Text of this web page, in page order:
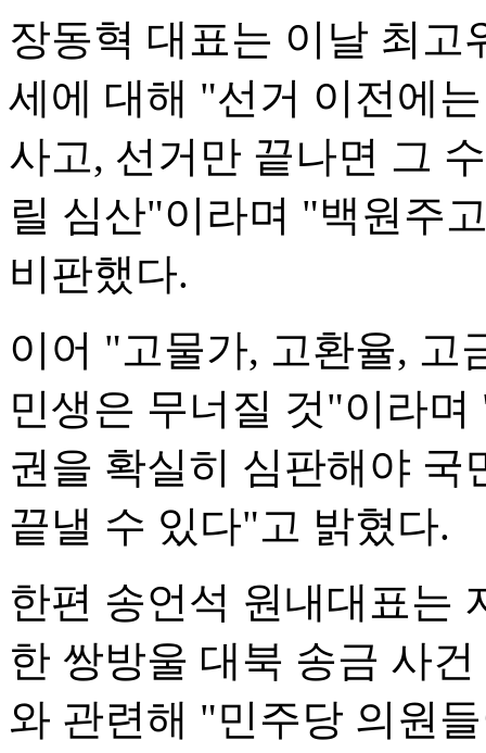
장동혁 대표는 이날 최
세에 대해 "선거 이전에
사고, 선거만 끝나면 그
릴 심산"이라며 "백원주
비판했다.
이어 "고물가, 고환율, 고
민생은 무너질 것"이라
권을 확실히 심판해야 국
끝낼 수 있다"고 밝혔다.
한편 송언석 원내대표는
한 쌍방울 대북 송금 사
와 관련해 "민주당 의원